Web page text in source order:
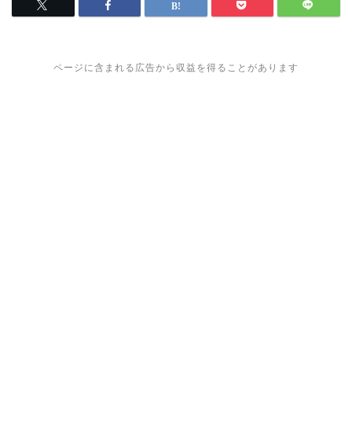
ページに含まれる広告から収益を得ることがあります